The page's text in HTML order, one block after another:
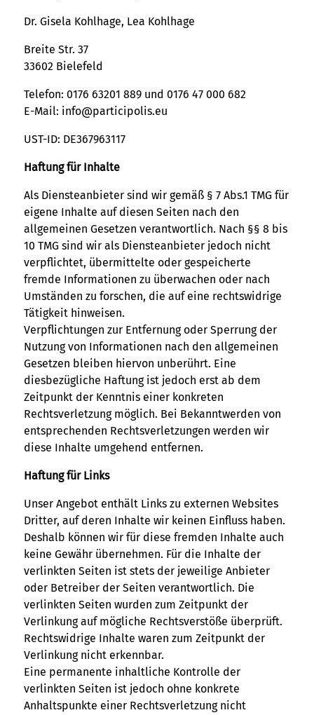
Dr. Gisela Kohlhage, Lea Kohlhage
Breite Str. 37
33602 Bielefeld
Telefon: 0176 63201 889 und 0176 47 000 682
E-Mail: info@participolis.eu
UST-ID: DE367963117
Haftung für Inhalte
Als Diensteanbieter sind wir gemäß § 7 Abs.1 TMG für
eigene Inhalte auf diesen Seiten nach den
allgemeinen Gesetzen verantwortlich. Nach §§ 8 bis
10 TMG sind wir als Diensteanbieter jedoch nicht
verpflichtet, übermittelte oder gespeicherte
fremde Informationen zu überwachen oder nach
Umständen zu forschen, die auf eine rechtswidrige
Tätigkeit hinweisen.
Verpflichtungen zur Entfernung oder Sperrung der
Nutzung von Informationen nach den allgemeinen
Gesetzen bleiben hiervon unberührt. Eine
diesbezügliche Haftung ist jedoch erst ab dem
Zeitpunkt der Kenntnis einer konkreten
Rechtsverletzung möglich. Bei Bekanntwerden von
entsprechenden Rechtsverletzungen werden wir
diese Inhalte umgehend entfernen.
Haftung für Links
Unser Angebot enthält Links zu externen Websites
Dritter, auf deren Inhalte wir keinen Einfluss haben.
Deshalb können wir für diese fremden Inhalte auch
keine Gewähr übernehmen. Für die Inhalte der
verlinkten Seiten ist stets der jeweilige Anbieter
oder Betreiber der Seiten verantwortlich. Die
verlinkten Seiten wurden zum Zeitpunkt der
Verlinkung auf mögliche Rechtsverstöße überprüft.
Rechtswidrige Inhalte waren zum Zeitpunkt der
Verlinkung nicht erkennbar.
Eine permanente inhaltliche Kontrolle der
verlinkten Seiten ist jedoch ohne konkrete
Anhaltspunkte einer Rechtsverletzung nicht